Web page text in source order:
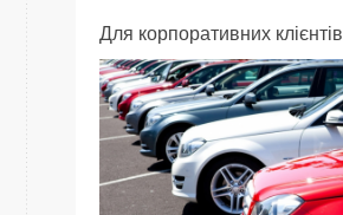
Для корпоративних клієнтів